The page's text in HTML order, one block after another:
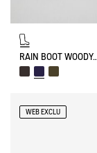
RAIN BOOT
WEB EXCLU